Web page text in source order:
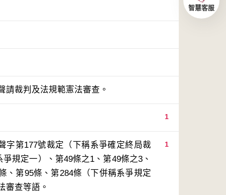
請裁判及法規範憲法審查。
1
1
字第177號裁定（下稱系爭確定終局裁
規定一）、第49條之1、第49條之3、
、第95條、第284條（下併稱系爭規定
智慧客服